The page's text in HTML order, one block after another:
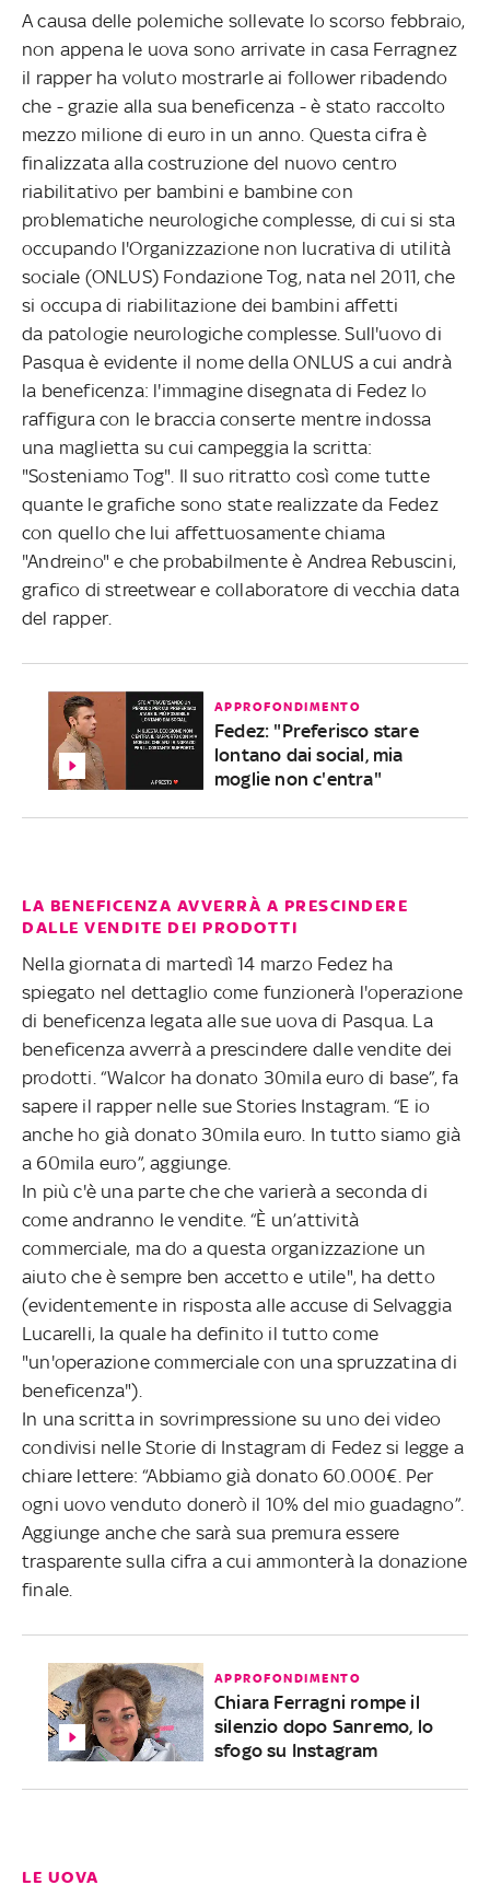
A causa delle polemiche sollevate lo scorso febbraio,
non appena le uova sono arrivate in casa Ferragnez
il rapper ha voluto mostrarle ai follower ribadendo
che - grazie alla sua beneficenza - è stato raccolto
mezzo milione di euro in un anno. Questa cifra è
finalizzata alla costruzione del nuovo centro
riabilitativo per bambini e bambine con
problematiche neurologiche complesse, di cui si sta
occupando l'Organizzazione non lucrativa di utilità
sociale (ONLUS) Fondazione Tog, nata nel 2011, che
si occupa di riabilitazione dei bambini affetti
da patologie neurologiche complesse. Sull'uovo di
Pasqua è evidente il nome della ONLUS a cui andrà
la beneficenza: l'immagine disegnata di Fedez lo
raffigura con le braccia conserte mentre indossa
una maglietta su cui campeggia la scritta:
"Sosteniamo Tog". Il suo ritratto così come tutte
quante le grafiche sono state realizzate da Fedez
con quello che lui affettuosamente chiama
"Andreino" e che probabilmente è Andrea Rebuscini,
grafico di streetwear e collaboratore di vecchia data
del rapper.
APPROFONDIMENTO
Fedez: "Preferisco stare
lontano dai social, mia
moglie non c'entra"
LA BENEFICENZA AVVERRÀ A PRESCINDERE
DALLE VENDITE DEI PRODOTTI
Nella giornata di martedì 14 marzo Fedez ha
spiegato nel dettaglio come funzionerà l'operazione
di beneficenza legata alle sue uova di Pasqua. La
beneficenza avverrà a prescindere dalle vendite dei
prodotti. “Walcor ha donato 30mila euro di base”, fa
sapere il rapper nelle sue Stories Instagram. “E io
anche ho già donato 30mila euro. In tutto siamo già
a 60mila euro”, aggiunge.
In più c'è una parte che che varierà a seconda di
come andranno le vendite. “È un’attività
commerciale, ma do a questa organizzazione un
aiuto che è sempre ben accetto e utile", ha detto
(evidentemente in risposta alle accuse di Selvaggia
Lucarelli, la quale ha definito il tutto come
"un'operazione commerciale con una spruzzatina di
beneficenza").
In una scritta in sovrimpressione su uno dei video
condivisi nelle Storie di Instagram di Fedez si legge a
chiare lettere: “Abbiamo già donato 60.000€. Per
ogni uovo venduto donerò il 10% del mio guadagno”.
Aggiunge anche che sarà sua premura essere
trasparente sulla cifra a cui ammonterà la donazione
finale.
APPROFONDIMENTO
Chiara Ferragni rompe il
silenzio dopo Sanremo, lo
sfogo su Instagram
LE UOVA